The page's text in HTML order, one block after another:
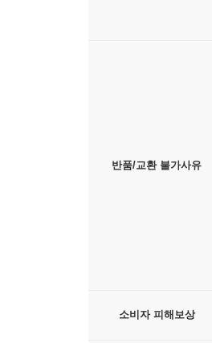
반품/교환 불가사유
소비자 피해보상